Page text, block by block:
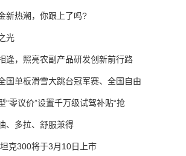
新热潮，你跟上了吗?
光
逢，照亮农副产品研发创新前行路
国单板滑雪大跳台冠军赛、全国自由
“零议价”设置千万级试驾补贴“抢
、多拉、舒服兼得
克300将于3月10日上市